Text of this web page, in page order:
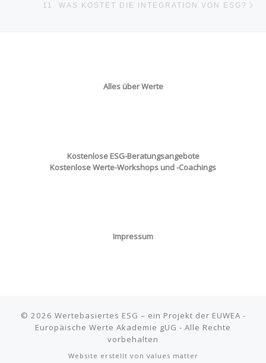
11. WAS KOSTET DIE INTEGRATION VON ESG?
Alles über Werte
Kostenlose ESG-Beratungsangebote
Kostenlose Werte-Workshops und -Coachings
Impressum
© 2026 Wertebasiertes ESG – ein Projekt der EUWEA -
Europäische Werte Akademie gUG - Alle Rechte
vorbehalten
Website erstellt von values matter